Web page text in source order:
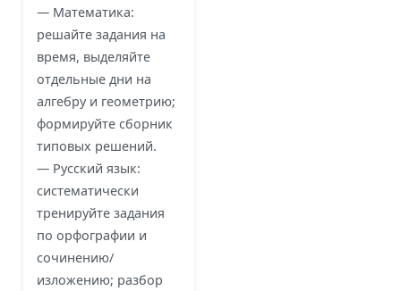
— Математика:
решайте задания на
время, выделяйте
отдельные дни на
алгебру и геометрию;
формируйте сборник
типовых решений.
— Русский язык:
систематически
тренируйте задания
по орфографии и
сочинению/
изложению; разбор